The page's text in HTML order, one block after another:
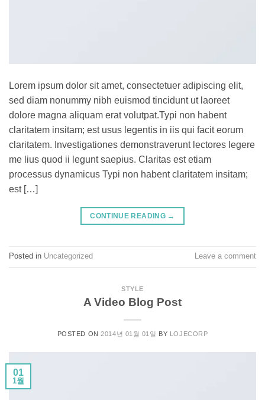
Lorem ipsum dolor sit amet, consectetuer adipiscing elit,
sed diam nonummy nibh euismod tincidunt ut laoreet
dolore magna aliquam erat volutpat.Typi non habent
claritatem insitam; est usus legentis in iis qui facit eorum
claritatem. Investigationes demonstraverunt lectores legere
me lius quod ii legunt saepius. Claritas est etiam
processus dynamicus Typi non habent claritatem insitam;
est […]
CONTINUE READING →
Posted in Uncategorized Leave a comment
STYLE
A Video Blog Post
POSTED ON2014년 01월 01일 BY LOJECORP
01
1월